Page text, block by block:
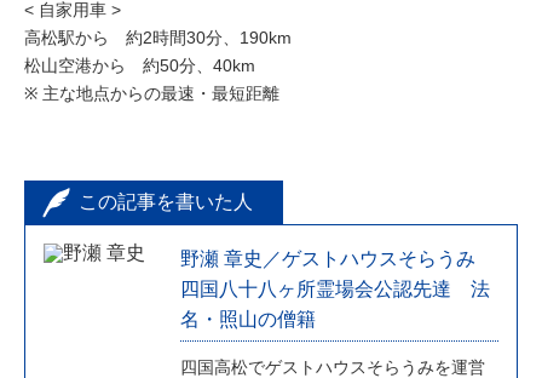
< 自家用車 >
高松駅から 約2時間30分、190km
松山空港から 約50分、40km
※ 主な地点からの最速・最短距離
この記事を書いた人
野瀬 章史／ゲストハウスそらうみ
四国八十八ヶ所霊場会公認先達 法
名・照山の僧籍
四国高松でゲストハウスそらうみを運営